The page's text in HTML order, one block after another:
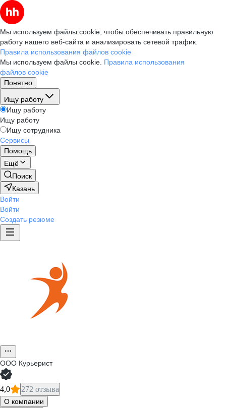
Мы используем файлы cookie, чтобы обеспечивать правильную
работу нашего веб-сайта и анализировать сетевой трафик.
Правила использования файлов cookie
Мы используем файлы cookie. Правила использования
файлов cookie
Понятно
Ищу работу
Ищу работу
Ищу работу
Ищу сотрудника
Сервисы
Помощь
Ещё
Поиск
Казань
Войти
Войти
Создать резюме
ООО Курьерист
4,0 272 отзыва
О компании